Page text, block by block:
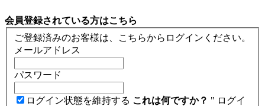
会員登録されている方はこちら
ご登録済みのお客様は、こちらからログインください。
メールアドレス
パスワード
ログイン状態を維持する これは何ですか？ " ログイ